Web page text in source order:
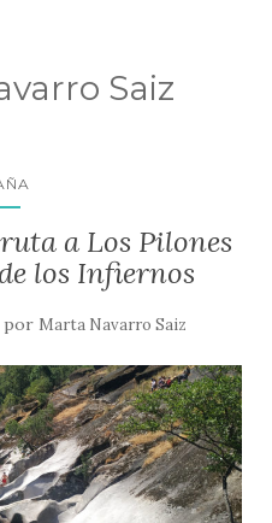
Saiz
a Los Pilones
los Infiernos
por Marta Navarro Saiz